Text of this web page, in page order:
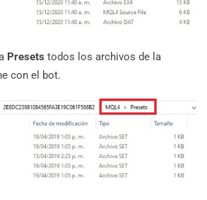
Presets todos los archivos de la
con el bot.